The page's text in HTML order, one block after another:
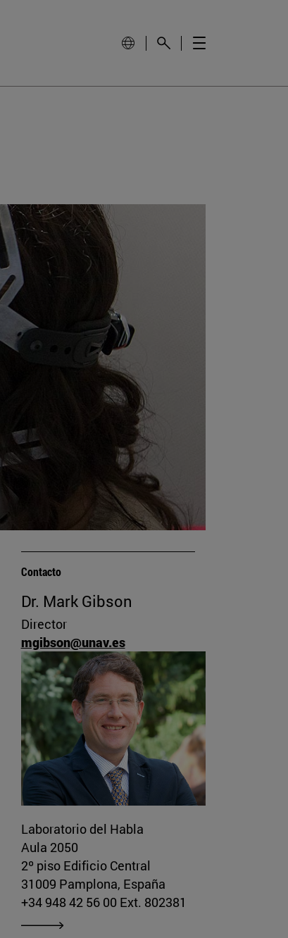
Contacto
Dr. Mark Gibson
Director
mgibson@unav.es
Laboratorio del Habla
Aula 2050
2º piso Edificio Central
31009 Pamplona, España
+34 948 42 56 00 Ext. 802381